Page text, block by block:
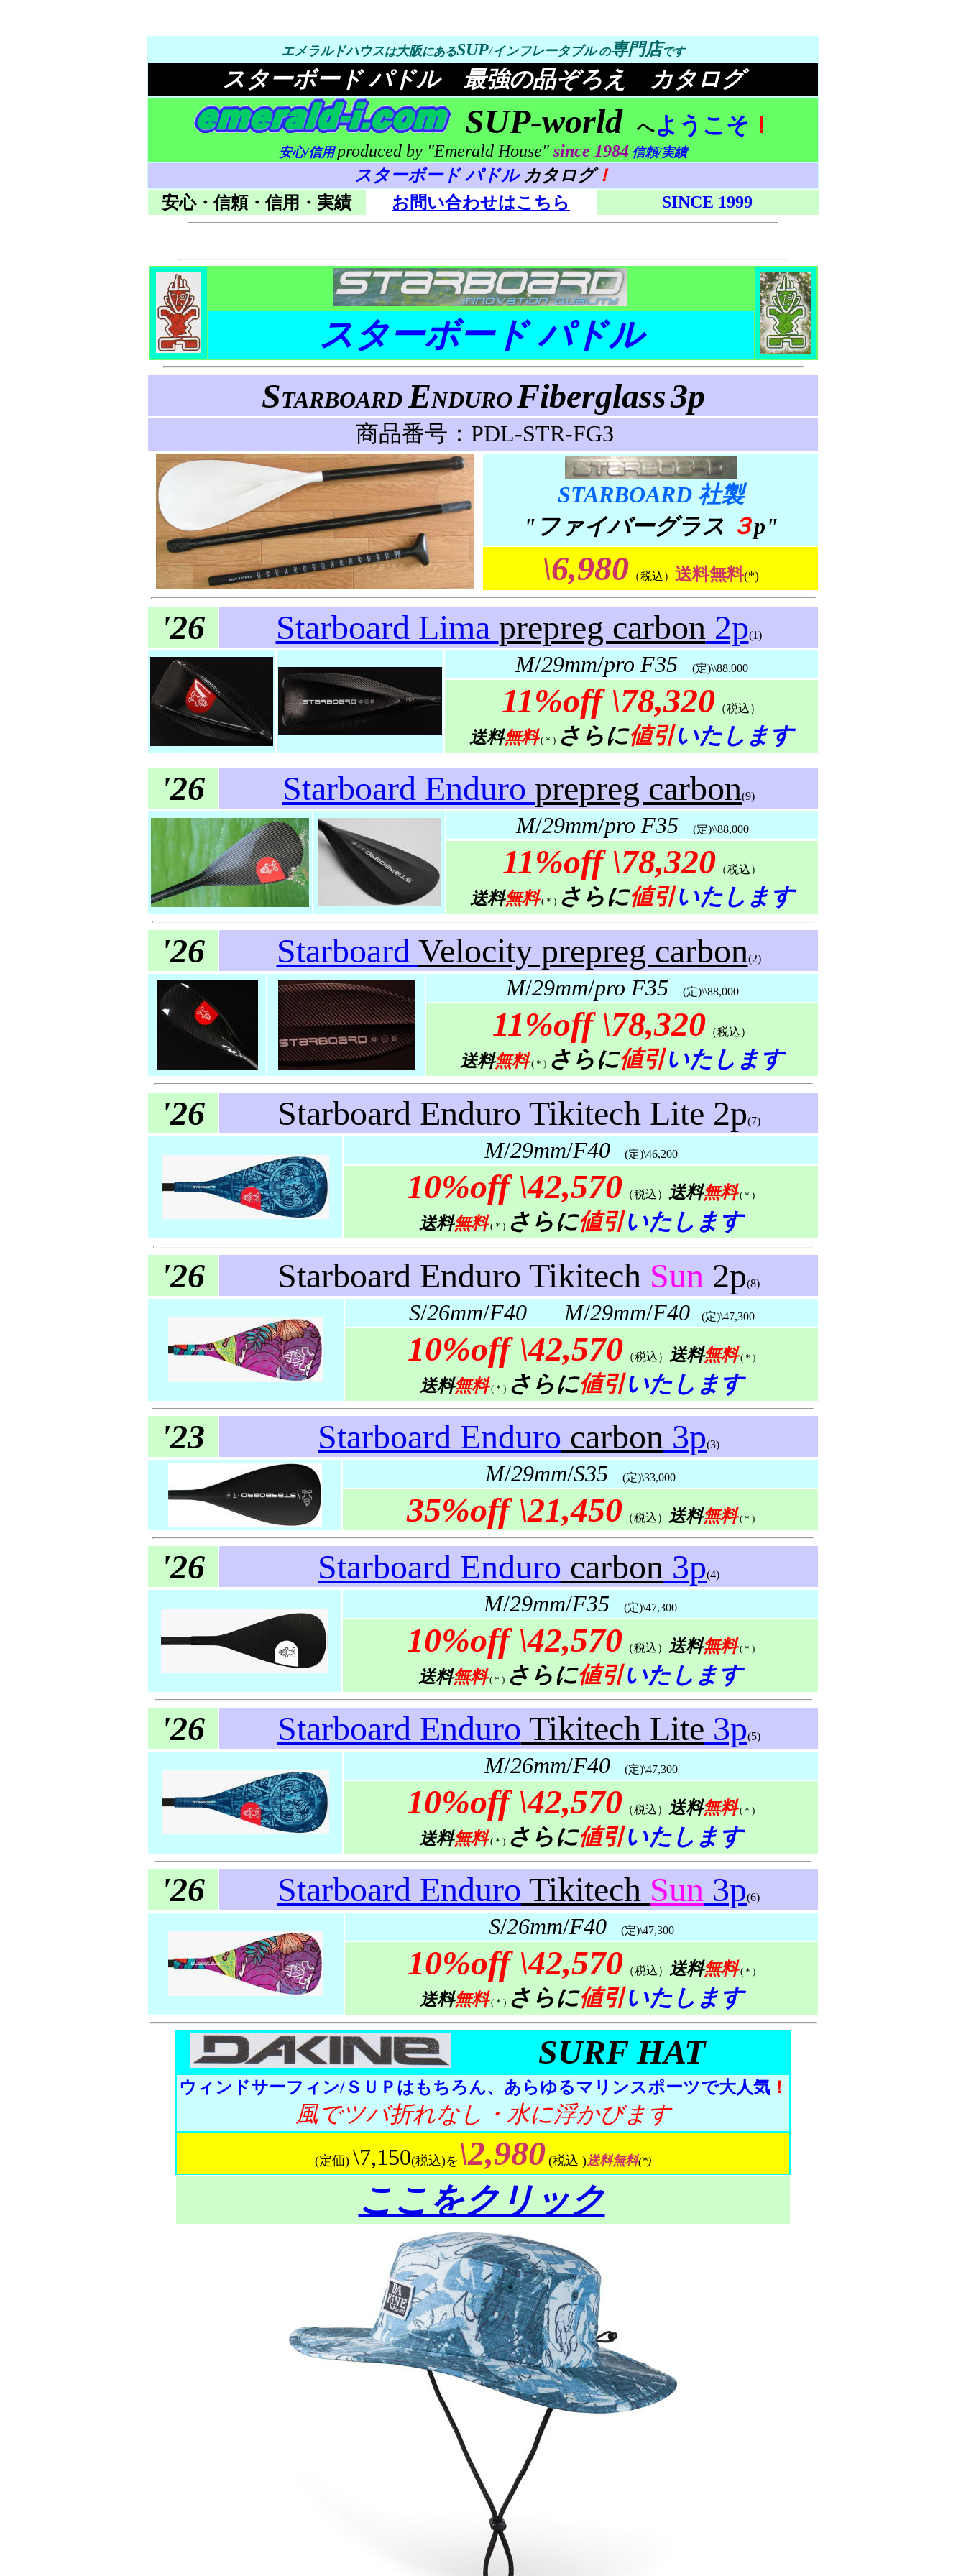
エメラルドハウスは大阪にあるSUP/インフレータブルの専門店です
スターボード パドル 最強の品ぞろえ カタログ
SUP-world へようこそ ！
安心/信用 produced by "Emerald House" since 1984 信頼/実績
スターボード パドル カタログ！
安心・信頼・信用・実績
お問い合わせはこちら SINCE 1999
スターボード パドル
STARBOARDENDUROFiberglass3p
商品番号：PDL-STR-FG3
STARBOARD 社製
"ファイバーグラス ３p"
\6,980 （税込） 送料無料(*)
'26 Starboard Lima prepreg carbon 2p(1)
M/29mm/pro F35 (定)\\88,000
11%off\78,320 （税込）
送料無料(＊) さらに値引いたします
'26 Starboard Enduro prepreg carbon(9)
M/29mm/pro F35 (定)\\88,000
11%off\78,320 （税込）
送料無料(＊) さらに値引いたします
'26 Starboard Velocity prepreg carbon(2)
M/29mm/pro F35 (定)\\88,000
11%off\78,320 （税込）
送料無料(＊) さらに値引いたします
'26 Starboard Enduro Tikitech Lite 2p(7)
M/29mm/F40(定)\46,200
10%off\42,570 （税込） 送料無料(＊)
送料無料(＊) さらに値引いたします
'26 Starboard Enduro Tikitech Sun 2p(8)
S/26mm/F40 M/29mm/F40(定)\47,300
10%off\42,570 （税込） 送料無料(＊)
送料無料(＊) さらに値引いたします
'23 Starboard Enduro carbon 3p(3)
M/29mm/S35 (定)\33,000
35%off\21,450 （税込） 送料無料(＊)
'26 Starboard Enduro carbon 3p(4)
M/29mm/F35 (定)\47,300
10%off\42,570 （税込） 送料無料(＊)
送料無料(＊) さらに値引いたします
'26 Starboard Enduro Tikitech Lite 3p(5)
M/26mm/F40(定)\47,300
10%off\42,570 （税込） 送料無料(＊)
送料無料(＊) さらに値引いたします
'26 Starboard Enduro Tikitech Sun 3p(6)
S/26mm/F40 (定)\47,300
10%off\42,570 （税込） 送料無料(＊)
送料無料(＊) さらに値引いたします
SURF HAT
ウィンドサーフィン/ＳＵＰはもちろん、あらゆるマリンスポーツで大人気！
風でツバ折れなし・水に浮かびます
(定価) \7,150(税込)を \2,980 (税込 )送料無料(*)
ここをクリック